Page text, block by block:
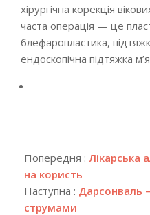
хірургічна корекція
часта операція — це
блефаропластика,
ендоскопічна підтяжка
10-
05
Попередня : Лікарська
на користь
Наступна : Дарсонваль
струмами